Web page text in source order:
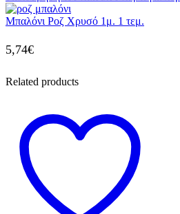
Μπαλόνι Ροζ Χρυσό 1μ. 1 τεμ.
5,74€
Related products